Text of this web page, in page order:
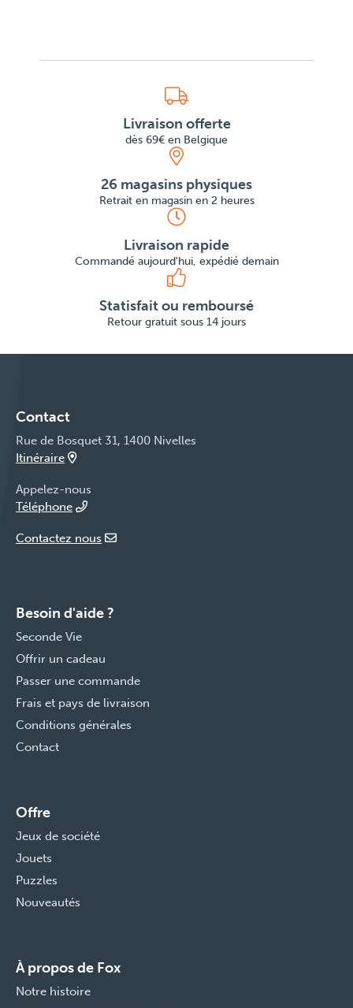
Livraison offerte
dès 69€ en Belgique
26 magasins physiques
Retrait en magasin en 2 heures
Livraison rapide
Commandé aujourd'hui, expédié demain
Statisfait ou remboursé
Retour gratuit sous 14 jours
Contact
Rue de Bosquet 31, 1400 Nivelles
Itinéraire
Appelez-nous
Téléphone
Contactez nous
Besoin d'aide ?
Seconde Vie
Offrir un cadeau
Passer une commande
Frais et pays de livraison
Conditions générales
Contact
Offre
Jeux de société
Jouets
Puzzles
Nouveautés
À propos de Fox
Notre histoire